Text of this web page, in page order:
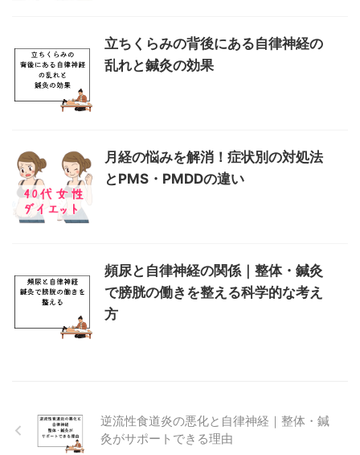
立ちくらみの背後にある自律神経の
乱れと鍼灸の効果
月経の悩みを解消！症状別の対処法
とPMS・PMDDの違い
頻尿と自律神経の関係｜整体・鍼灸
で膀胱の働きを整える科学的な考え
方
逆流性食道炎の悪化と自律神経｜整体・鍼
灸がサポートできる理由